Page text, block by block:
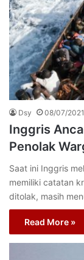
Dsy 08/07/2021
Inggris
Penolak
Saat ini Inggris
memiliki catatan
ditolak, masih
Read More »